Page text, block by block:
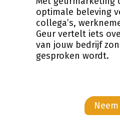
optimale beleving
collega’s,
Geur vertelt iets
van jouw bedrijf
gesproken wordt.